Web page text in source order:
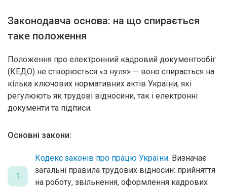
Законодавча основа: на що спирається
таке положення
Положення про електронний кадровий документообіг
(КЕДО) не створюється «з нуля» — воно спирається на
кілька ключових нормативних актів України, які
регулюють як трудові відносини, так і електронні
документи та підписи.
Основні закони:
1
Кодекс законів про працю України. Визначає
загальні правила трудових відносин: прийняття
на роботу, звільнення, оформлення кадрових